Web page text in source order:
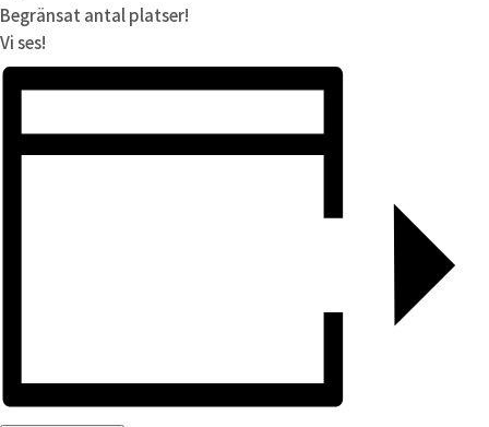
Begränsat antal platser!
Vi ses!